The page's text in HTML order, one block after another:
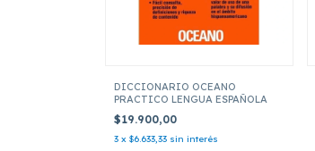
DICCIONARIO OCEANO
PRACTICO LENGUA ESPAÑOLA
$19.900,00
3 x $6.633,33 sin interés